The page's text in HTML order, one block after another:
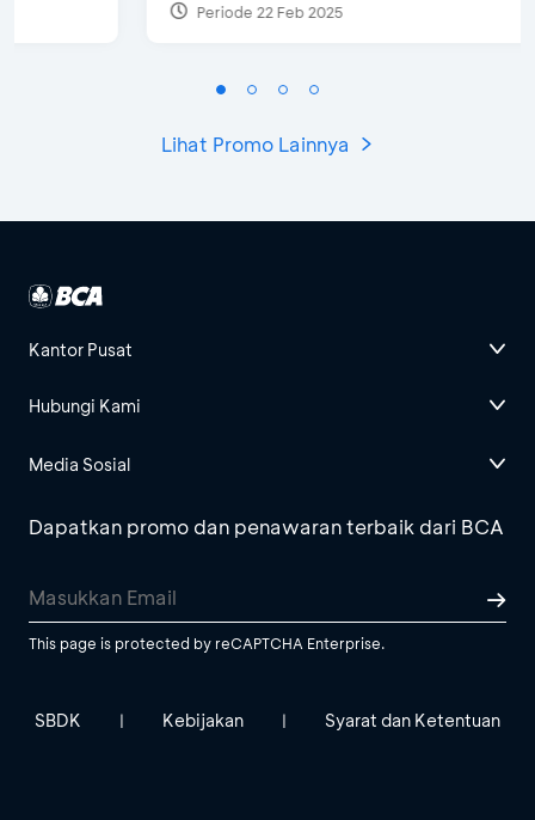
Periode 22 Feb 2025
Lihat Promo Lainnya
Kantor Pusat
Hubungi Kami
Media Sosial
Dapatkan promo dan penawaran terbaik dari BCA
This page is protected by reCAPTCHA Enterprise.
SBDK | Kebijakan | Syarat dan Ketentuan